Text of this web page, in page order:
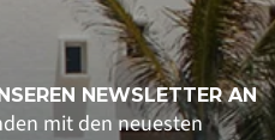
NEWSLETTER AN
mit den neuesten